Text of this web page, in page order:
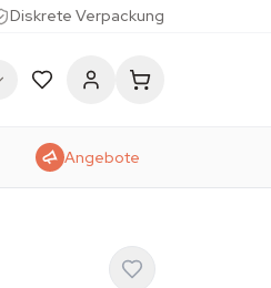
Diskrete Verpackung
Angebote